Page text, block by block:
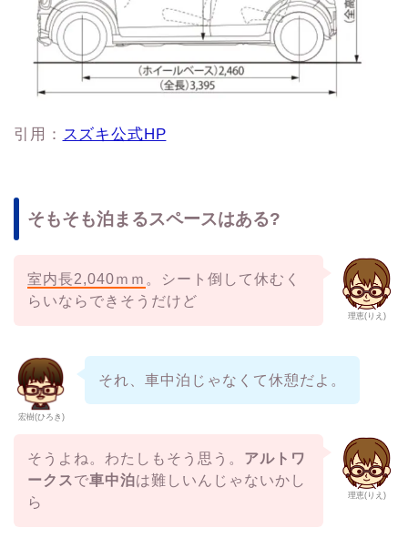
引用： スズキ公式HP
そもそも泊まるスペースはある?
理恵(りえ)
室内長2,040ｍｍ 。シート倒して休むく
らいならできそうだけど
宏樹(ひろき)
それ、車中泊じゃなくて休憩だよ。
理恵(りえ)
そうよね。わたしもそう思う。 アルトワ
ークス で車中泊は難しいんじゃないかし
ら